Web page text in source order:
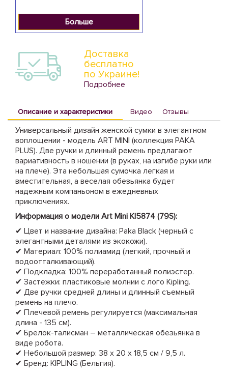
Больше
Доставка
бесплатно
по Украине!
Подробнее
Описание и характеристики Видео Отзывы
Универсальный дизайн женской сумки в элегантном
воплощении - модель ART MINI (коллекция PAKA
PLUS). Две ручки и длинный ремень предлагают
вариативность в ношении (в руках, на изгибе руки или
на плече). Эта небольшая сумочка легкая и
вместительная, а веселая обезьянка будет
надежным компаньоном в ежедневных
приключениях.
Информация о модели Art Mini KI5874 (79S):
✔ Цвет и название дизайна: Paka Black (черный с
элегантными деталями из экокожи).
✔ Материал: 100% полиамид (легкий, прочный и
водоотталкивающий).
✔ Подкладка: 100% переработанный полиэстер.
✔ Застежки: пластиковые молнии с лого Kipling.
✔ Две ручки средней длины и длинный съемный
ремень на плечо.
✔ Плечевой ремень регулируется (максимальная
длина - 135 см).
✔ Брелок-талисман – металлическая обезьянка в
виде робота.
✔ Небольшой размер: 38 х 20 х 18,5 см / 9,5 л.
✔ Бренд: KIPLING (Бельгия).